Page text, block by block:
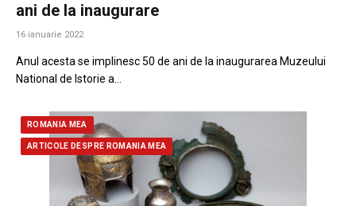
ani de la inaugurare
16 ianuarie 2022
Anul acesta se implinesc 50 de ani de la inaugurarea Muzeului
National de Istorie a…
ROMANIA MEA
ARTICOLE DESPRE ROMANIA MEA